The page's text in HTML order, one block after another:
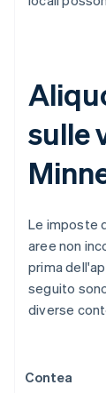
sulle
Le imposte
aree non
prima
seguito
diverse
Contea